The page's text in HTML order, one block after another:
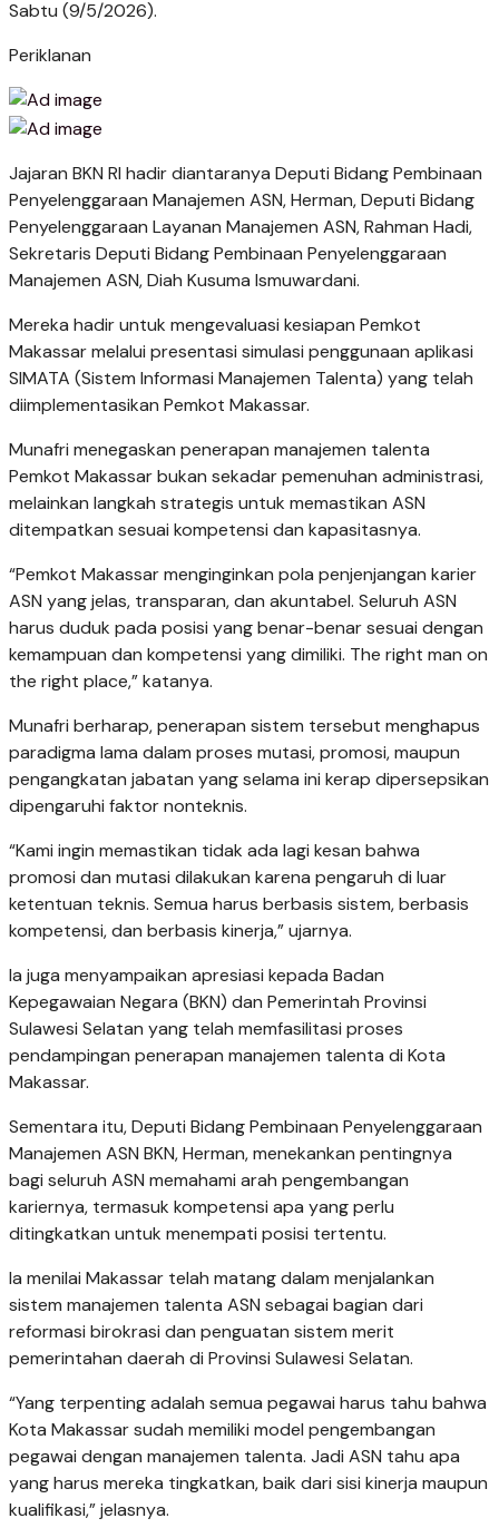
Sabtu (9/5/2026).
Periklanan
Jajaran BKN RI hadir diantaranya Deputi Bidang Pembinaan
Penyelenggaraan Manajemen ASN, Herman, Deputi Bidang
Penyelenggaraan Layanan Manajemen ASN, Rahman Hadi,
Sekretaris Deputi Bidang Pembinaan Penyelenggaraan
Manajemen ASN, Diah Kusuma Ismuwardani.
Mereka hadir untuk mengevaluasi kesiapan Pemkot
Makassar melalui presentasi simulasi penggunaan aplikasi
SIMATA (Sistem Informasi Manajemen Talenta) yang telah
diimplementasikan Pemkot Makassar.
Munafri menegaskan penerapan manajemen talenta
Pemkot Makassar bukan sekadar pemenuhan administrasi,
melainkan langkah strategis untuk memastikan ASN
ditempatkan sesuai kompetensi dan kapasitasnya.
“Pemkot Makassar menginginkan pola penjenjangan karier
ASN yang jelas, transparan, dan akuntabel. Seluruh ASN
harus duduk pada posisi yang benar-benar sesuai dengan
kemampuan dan kompetensi yang dimiliki. The right man on
the right place,” katanya.
Munafri berharap, penerapan sistem tersebut menghapus
paradigma lama dalam proses mutasi, promosi, maupun
pengangkatan jabatan yang selama ini kerap dipersepsikan
dipengaruhi faktor nonteknis.
“Kami ingin memastikan tidak ada lagi kesan bahwa
promosi dan mutasi dilakukan karena pengaruh di luar
ketentuan teknis. Semua harus berbasis sistem, berbasis
kompetensi, dan berbasis kinerja,” ujarnya.
Ia juga menyampaikan apresiasi kepada Badan
Kepegawaian Negara (BKN) dan Pemerintah Provinsi
Sulawesi Selatan yang telah memfasilitasi proses
pendampingan penerapan manajemen talenta di Kota
Makassar.
Sementara itu, Deputi Bidang Pembinaan Penyelenggaraan
Manajemen ASN BKN, Herman, menekankan pentingnya
bagi seluruh ASN memahami arah pengembangan
kariernya, termasuk kompetensi apa yang perlu
ditingkatkan untuk menempati posisi tertentu.
Ia menilai Makassar telah matang dalam menjalankan
sistem manajemen talenta ASN sebagai bagian dari
reformasi birokrasi dan penguatan sistem merit
pemerintahan daerah di Provinsi Sulawesi Selatan.
“Yang terpenting adalah semua pegawai harus tahu bahwa
Kota Makassar sudah memiliki model pengembangan
pegawai dengan manajemen talenta. Jadi ASN tahu apa
yang harus mereka tingkatkan, baik dari sisi kinerja maupun
kualifikasi,” jelasnya.